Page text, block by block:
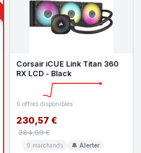
Corsair iCUE Link Titan 360
RX LCD - Black
9 offres disponibles
230,57 €
284,99 €
9 marchands 🔔 Alerter